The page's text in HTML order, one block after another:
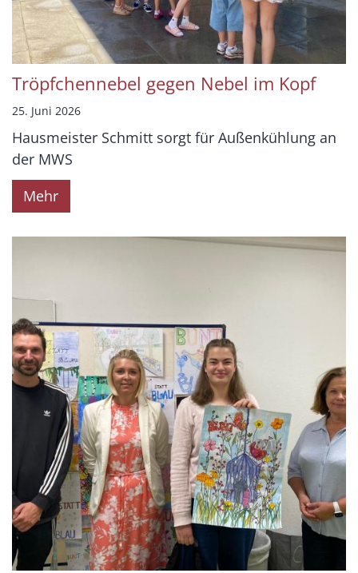
Tröpfchennebel gegen Nebel im Kopf
25. Juni 2026
Hausmeister Schmitt sorgt für Außenkühlung an
der MWS
Mehr